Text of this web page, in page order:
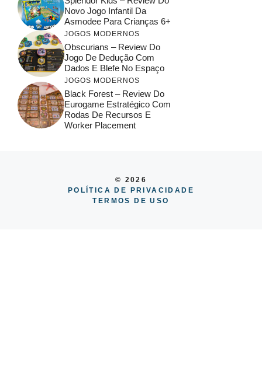
Novo Jogo Infantil Da
Asmodee Para Crianças 6+
JOGOS MODERNOS
Obscurians – Review Do
Jogo De Dedução Com
Dados E Blefe No Espaço
JOGOS MODERNOS
Black Forest – Review Do
Eurogame Estratégico Com
Rodas De Recursos E
Worker Placement
© 2026
POLÍTICA DE PRIVACIDADE
TERMOS DE USO